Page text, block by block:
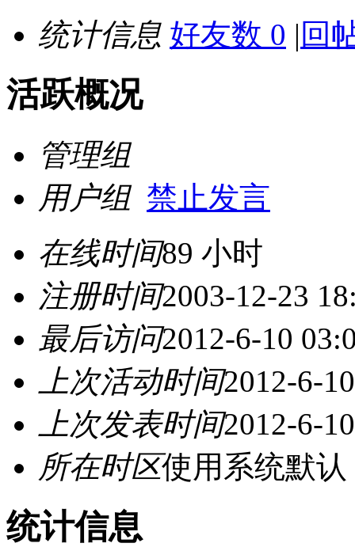
统计信息 好友数 0 | 回
活跃概况
管理组
用户组 禁止发言
在线时间89 小时
注册时间2003-12-23
最后访问2012-6-10
上次活动时间2012-6-
上次发表时间2012-6-
所在时区使用系统默认
统计信息